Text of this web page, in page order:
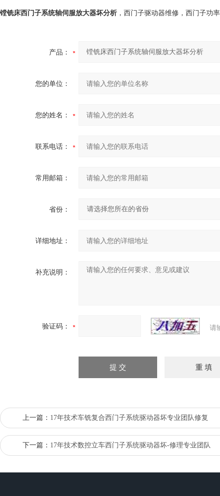
镗铣床西门子系统轴伺服放大器坏分析 ，西门子驱动器维修，西门子功
产品：
您的单位：
您的姓名：
联系电话：
常用邮箱：
省份：
详细地址：
补充说明：
验证码： 请
上一篇： 17年技术车铣复合西门子系统驱动器坏专业团队修复
下一篇： 17年技术数控立车西门子系统驱动器坏-修理专业团队